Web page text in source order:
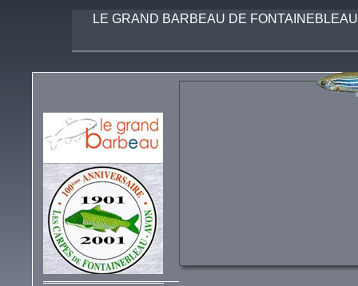
LE GRAND BARBEAU DE